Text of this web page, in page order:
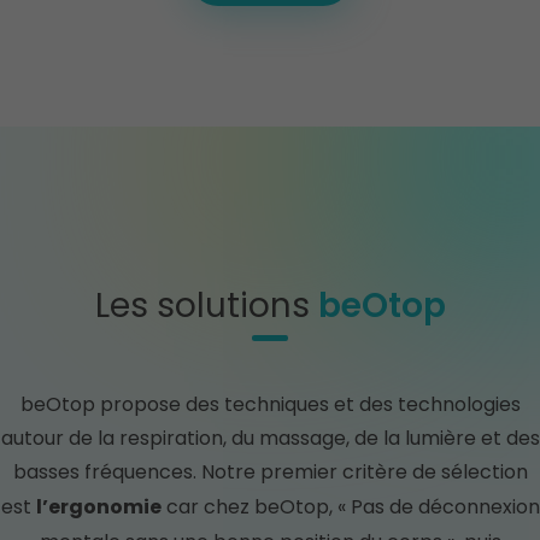
Les solutions beOtop
beOtop propose des techniques et des technologies
autour de la respiration, du massage, de la lumière et des
basses fréquences. Notre premier critère de sélection
est l’ergonomiecar chez beOtop, « Pas de déconnexion